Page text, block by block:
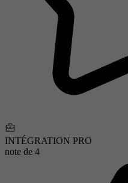
INTÉGRATION PRO
note de 4